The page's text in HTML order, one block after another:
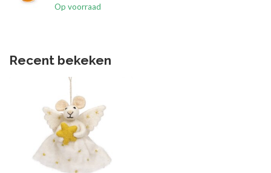
Op voorraad
Recent bekeken